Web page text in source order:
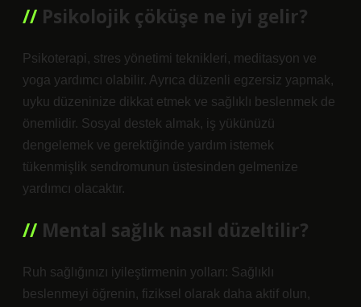
Psikolojik çöküşe ne iyi gelir?
Psikoterapi, stres yönetimi teknikleri, meditasyon ve
yoga yardımcı olabilir. Ayrıca düzenli egzersiz yapmak,
uyku düzeninize dikkat etmek ve sağlıklı beslenmek de
önemlidir. Sosyal destek almak, iş yükünüzü
dengelemek ve gerektiğinde yardım istemek
tükenmişlik sendromunun üstesinden gelmenize
yardımcı olacaktır.
Mental sağlık nasıl düzeltilir?
Ruh sağlığınızı iyileştirmenin yolları: Sağlıklı
beslenmeyi öğrenin, fiziksel olarak daha aktif olun,